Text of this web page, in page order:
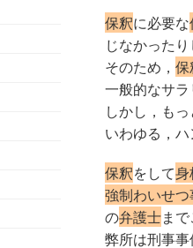
保釈に必要な
じなかった
そのため， 保
一般的なサラ
しかし，も
いわゆる，
保釈をして身
強制わいせ
の弁護士ま
弊所は刑事事